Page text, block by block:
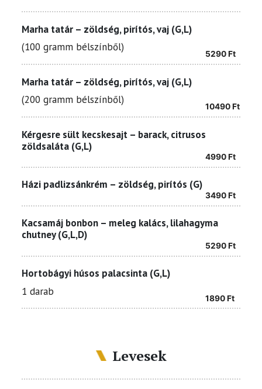
Marha tatár – zöldség, pirítós, vaj (G,L)
(100 gramm bélszínből)
5290Ft
Marha tatár – zöldség, pirítós, vaj (G,L)
(200 gramm bélszínből)
10490Ft
Kérgesre sült kecskesajt – barack, citrusos
zöldsaláta (G,L)
4990Ft
Házi padlizsánkrém – zöldség, pirítós (G)
3490Ft
Kacsamáj bonbon – meleg kalács, lilahagyma
chutney (G,L,D)
5290Ft
Hortobágyi húsos palacsinta (G,L)
1 darab
1890Ft
Levesek